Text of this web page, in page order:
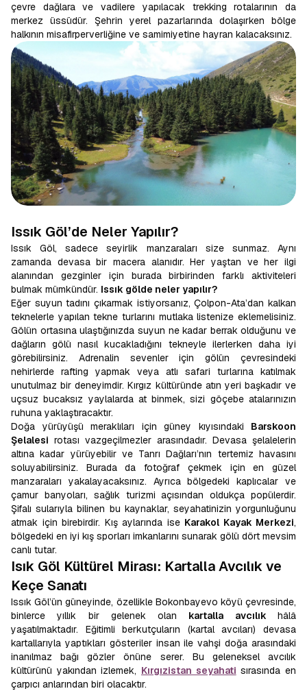
çevre dağlara ve vadilere yapılacak trekking rotalarının da
merkez üssüdür. Şehrin yerel pazarlarında dolaşırken bölge
halkının misafirperverliğine ve samimiyetine hayran kalacaksınız.
Issık Göl’de Neler Yapılır?
Issık Göl, sadece seyirlik manzaraları size sunmaz. Aynı
zamanda devasa bir macera alanıdır. Her yaştan ve her ilgi
alanından gezginler için burada birbirinden farklı aktiviteleri
bulmak mümkündür. Issık gölde neler yapılır?
Eğer suyun tadını çıkarmak istiyorsanız, Çolpon-Ata’dan kalkan
teknelerle yapılan tekne turlarını mutlaka listenize eklemelisiniz.
Gölün ortasına ulaştığınızda suyun ne kadar berrak olduğunu ve
dağların gölü nasıl kucakladığını tekneyle ilerlerken daha iyi
görebilirsiniz. Adrenalin sevenler için gölün çevresindeki
nehirlerde rafting yapmak veya atlı safari turlarına katılmak
unutulmaz bir deneyimdir. Kırgız kültüründe atın yeri başkadır ve
uçsuz bucaksız yaylalarda at binmek, sizi göçebe atalarınızın
ruhuna yaklaştıracaktır.
Doğa yürüyüşü meraklıları için güney kıyısındaki Barskoon
Şelalesi rotası vazgeçilmezler arasındadır. Devasa şelalelerin
altına kadar yürüyebilir ve Tanrı Dağları’nın tertemiz havasını
soluyabilirsiniz. Burada da fotoğraf çekmek için en güzel
manzaraları yakalayacaksınız. Ayrıca bölgedeki kaplıcalar ve
çamur banyoları, sağlık turizmi açısından oldukça popülerdir.
Şifalı sularıyla bilinen bu kaynaklar, seyahatinizin yorgunluğunu
atmak için birebirdir. Kış aylarında ise Karakol Kayak Merkezi,
bölgedeki en iyi kış sporları imkanlarını sunarak gölü dört mevsim
canlı tutar.
Isık Göl Kültürel Mirası: Kartalla Avcılık ve
Keçe Sanatı
Issık Göl’ün güneyinde, özellikle Bokonbayevo köyü çevresinde,
binlerce yıllık bir gelenek olan kartalla avcılıkhâlâ
yaşatılmaktadır. Eğitimli berkutçuların (kartal avcıları) devasa
kartallarıyla yaptıkları gösteriler insan ile vahşi doğa arasındaki
inanılmaz bağı gözler önüne serer. Bu geleneksel avcılık
kültürünü yakından izlemek, Kırgızistan seyahati sırasında en
çarpıcı anlarından biri olacaktır.